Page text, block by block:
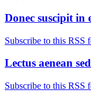
Donec suscipit
Subscribe to this RSS
Lectus aenean
Subscribe to this RSS